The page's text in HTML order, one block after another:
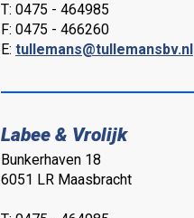
T: 0475 - 464985
F: 0475 - 466260
E: tullemans@tullemansbv.nl
Labee & Vrolijk
Bunkerhaven 18
6051 LR Maasbracht